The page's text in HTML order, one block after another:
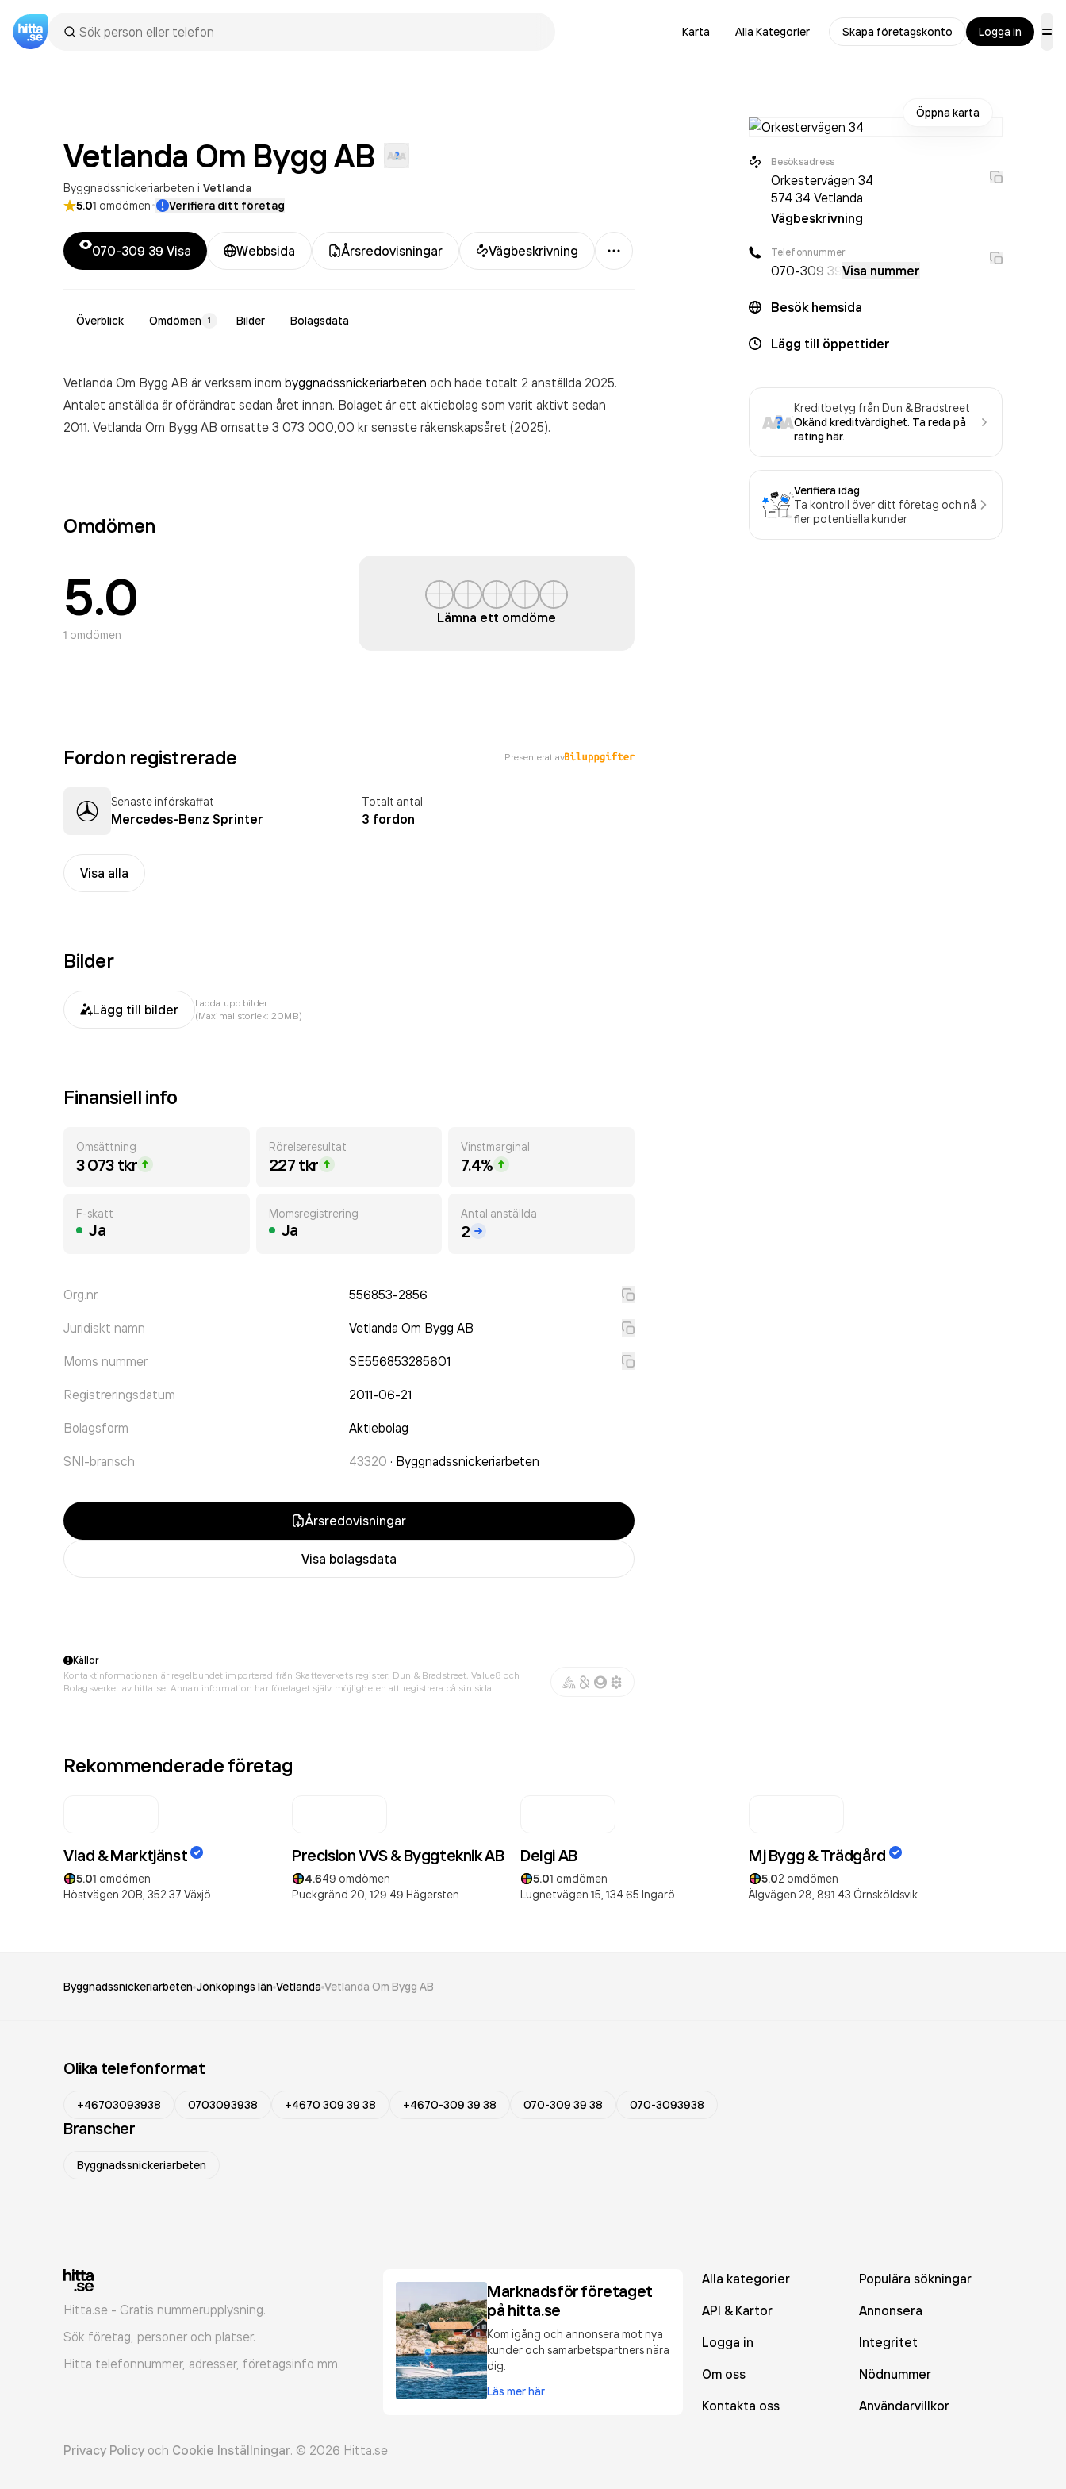
Karta Alla Kategorier Skapa företagskonto Logga in
Vetlanda Om Bygg AB
Byggnadssnickeriarbeten i Vetlanda
5.01 omdömen· Verifiera ditt företag
070-309 39 Visa Webbsida Årsredovisningar Vägbeskrivning
Mer
Överblick Omdömen 1 Bilder Bolagsdata
Vetlanda Om Bygg AB är verksam inom byggnadssnickeriarbeten och hade totalt 2 anställda 2025.
Antalet anställda är oförändrat sedan året innan. Bolaget är ett aktiebolag som varit aktivt sedan
2011. Vetlanda Om Bygg AB omsatte 3 073 000,00 krsenaste räkenskapsåret (2025).
Omdömen
5.0
1 omdömen
Lämna ett omdöme
Fordon registrerade Presenterat av
Senaste införskaffat
Mercedes-Benz Sprinter
Totalt antal
3 fordon
Visa alla
Bilder
Lägg till bilder
Ladda upp bilder
(Maximal storlek: 20MB)
Finansiell info
Omsättning
3 073 tkr
Rörelseresultat
227 tkr
Vinstmarginal
7.4%
F-skatt
Ja
Momsregistrering
Ja
Antal anställda
2
Org.nr. 556853-2856
Juridiskt namn Vetlanda Om Bygg AB
Moms nummer SE556853285601
Registreringsdatum 2011-06-21
Bolagsform Aktiebolag
SNI-bransch 43320 · Byggnadssnickeriarbeten
Årsredovisningar
Visa bolagsdata
Öppna karta
Besöksadress
Orkestervägen 34
574 34 Vetlanda
Vägbeskrivning
Telefonnummer
070-309 39 Visa nummer
Besök hemsida
Lägg till öppettider
Kreditbetyg från Dun & Bradstreet
Okänd kreditvärdighet. Ta reda på
rating här.
Verifiera idag
Ta kontroll över ditt företag och nå
fler potentiella kunder
Källor
Kontaktinformationen är regelbundet importerad från Skatteverkets register, Dun & Bradstreet, Value8 och
Bolagsverket av hitta.se. Annan information har företaget själv möjligheten att registrera på sin sida.
Rekommenderade företag
Vlad & Marktjänst
5.01 omdömen
Höstvägen 20B, 352 37 Växjö
Precision VVS & Byggteknik AB
4.649 omdömen
Puckgränd 20, 129 49 Hägersten
Delgi AB
5.01 omdömen
Lugnetvägen 15, 134 65 Ingarö
Mj Bygg & Trädgård
5.02 omdömen
Älgvägen 28, 891 43 Örnsköldsvik
Byggnadssnickeriarbeten Jönköpings län Vetlanda Vetlanda Om Bygg AB
Olika telefonformat
+46703093938 0703093938 +4670 309 39 38 +4670-309 39 38 070-309 39 38 070-3093938
Branscher
Byggnadssnickeriarbeten
Hitta.se - Gratis nummerupplysning.
Sök företag, personer och platser.
Hitta telefonnummer, adresser, företagsinfo mm.
Marknadsför företaget
på hitta.se
Kom igång och annonsera mot nya
kunder och samarbetspartners nära
dig.
Läs mer här
Alla kategorier
Populära sökningar
API & Kartor
Annonsera
Logga in
Integritet
Om oss
Nödnummer
Kontakta oss
Användarvillkor
Privacy Policy och Cookie Inställningar. © 2026 Hitta.se